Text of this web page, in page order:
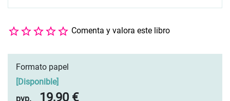
Comenta y valora este libro
Formato papel
[Disponible]
pvp.
19,90 €